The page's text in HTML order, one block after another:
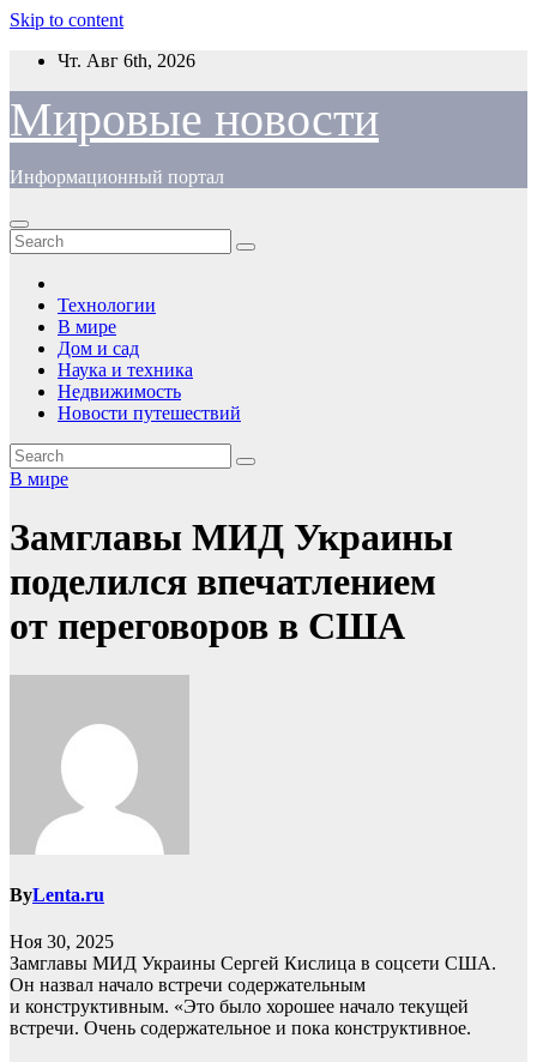
Skip to content
Чт. Авг 6th, 2026
Мировые новости
Информационный портал
Технологии
В мире
Дом и сад
Наука и техника
Недвижимость
Новости путешествий
В мире
Замглавы МИД Украины
поделился впечатлением
от переговоров в США
ByLenta.ru
Ноя 30, 2025
Замглавы МИД Украины Сергей Кислица в соцсети США.
Он назвал начало встречи содержательным
и конструктивным. «Это было хорошее начало текущей
встречи. Очень содержательное и пока конструктивное.